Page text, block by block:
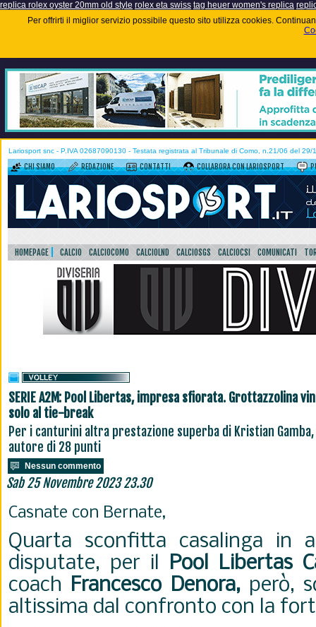
replica rolex oyster 20mm old style rolex eta swiss tag heuer women's replica
Per offrirti il miglior servizio possibile questo sito utilizza cookies.
Lariosport snc - P.IVA 02687090130 - Testata registrata al Tribunale di Como, n.21/06 del 29/
CHI SIAMO REDAZIONE CONTATTI COLLABORA CON LARIOSPORT
HOMEPAGE CALCIO CALCIOCOMO CALCIOLND CALCIOSGS CALCIOCSI COMUNICATI
SERIE A2M: Pool Libertas, impresa sfiorata. Grottazzolina
solo al tie-break
Per i canturini altra prestazione superba di Kristian Gamba,
autore di 28 punti
Nessun commento
Sab 25 Novembre 2023 23.30
Casnate con Bernate,
Quarta sconfitta casalinga in
disputate, per il Pool Libertas
coach Francesco Denora,però,
altissima dal confronto con la